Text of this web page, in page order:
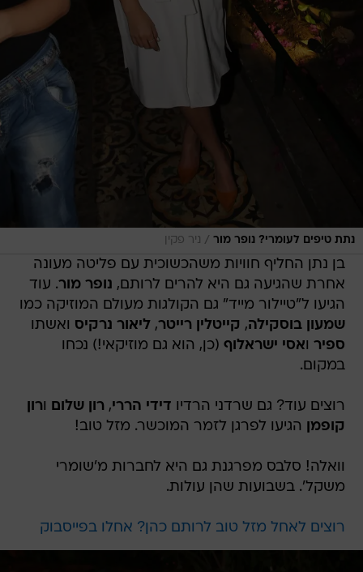
נתת טיפים לעומרי? נופר מור / ניר פקין
בן נתן החליף חוויות משהכשוכית עם פליטה מעונה
אחרת שהגיעה גם היא להרים לרותם, נופר מור. עוד
הגיעו ל"טיילור מייד" גם הקולגות מעולם המוזיקה כמו
שמעון בוסקילה, קייטלין רייטר,ליאור נרקיס ואשתו
ספיר ואסי ישראלוף (כן, הוא גם מוזיקאי!) נכחו
במקום.
רוצים עוד? גם שרדני הרדיו דידי הררי, רון שלום ורון
קופמן הגיעו לפרגן לזמר המוכשר. מזל טוב!
וואלה! סלבס מפרגנת גם היא לחברות מ'שומרי
משקל'. בשבועות שהן עולות.
רוצים לאחל מזל טוב לרותם כהן? אחלו בפייסבוק